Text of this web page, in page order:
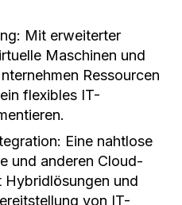
Mit erweiterter
Maschinen und
Ressourcen
flexibles IT-
Eine nahtlose
und anderen Cloud-
Hybridlösungen und
von IT-